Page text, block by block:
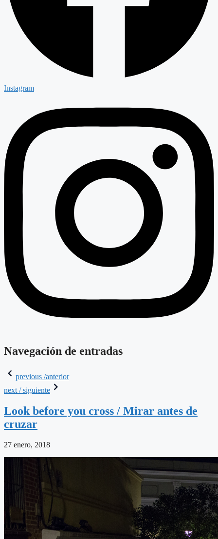
Instagram
Navegación de entradas
previous /anterior
next / siguiente
Look before you cross / Mirar antes de
cruzar
27 enero, 2018